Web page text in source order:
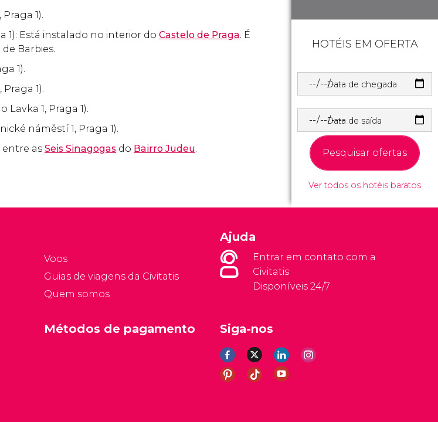
1).
1): Está instalado no interior do Castelo de Praga. É
Barbies.
1).
1).
Lavka 1, Praga 1).
náměstí 1, Praga 1).
entre as Seis Sinagogas do Bairro Judeu.
HOTÉIS EM OFERTA
Data de chegada
Data de saída
Pesquisar ofertas
Ver todos os hotéis baratos
Voos
Guias de viagens da Civitatis
Quem somos
Ajuda
Entrar em contato com a
Civitatis
Disponíveis 24/7
Siga-nos
Métodos de pagamento